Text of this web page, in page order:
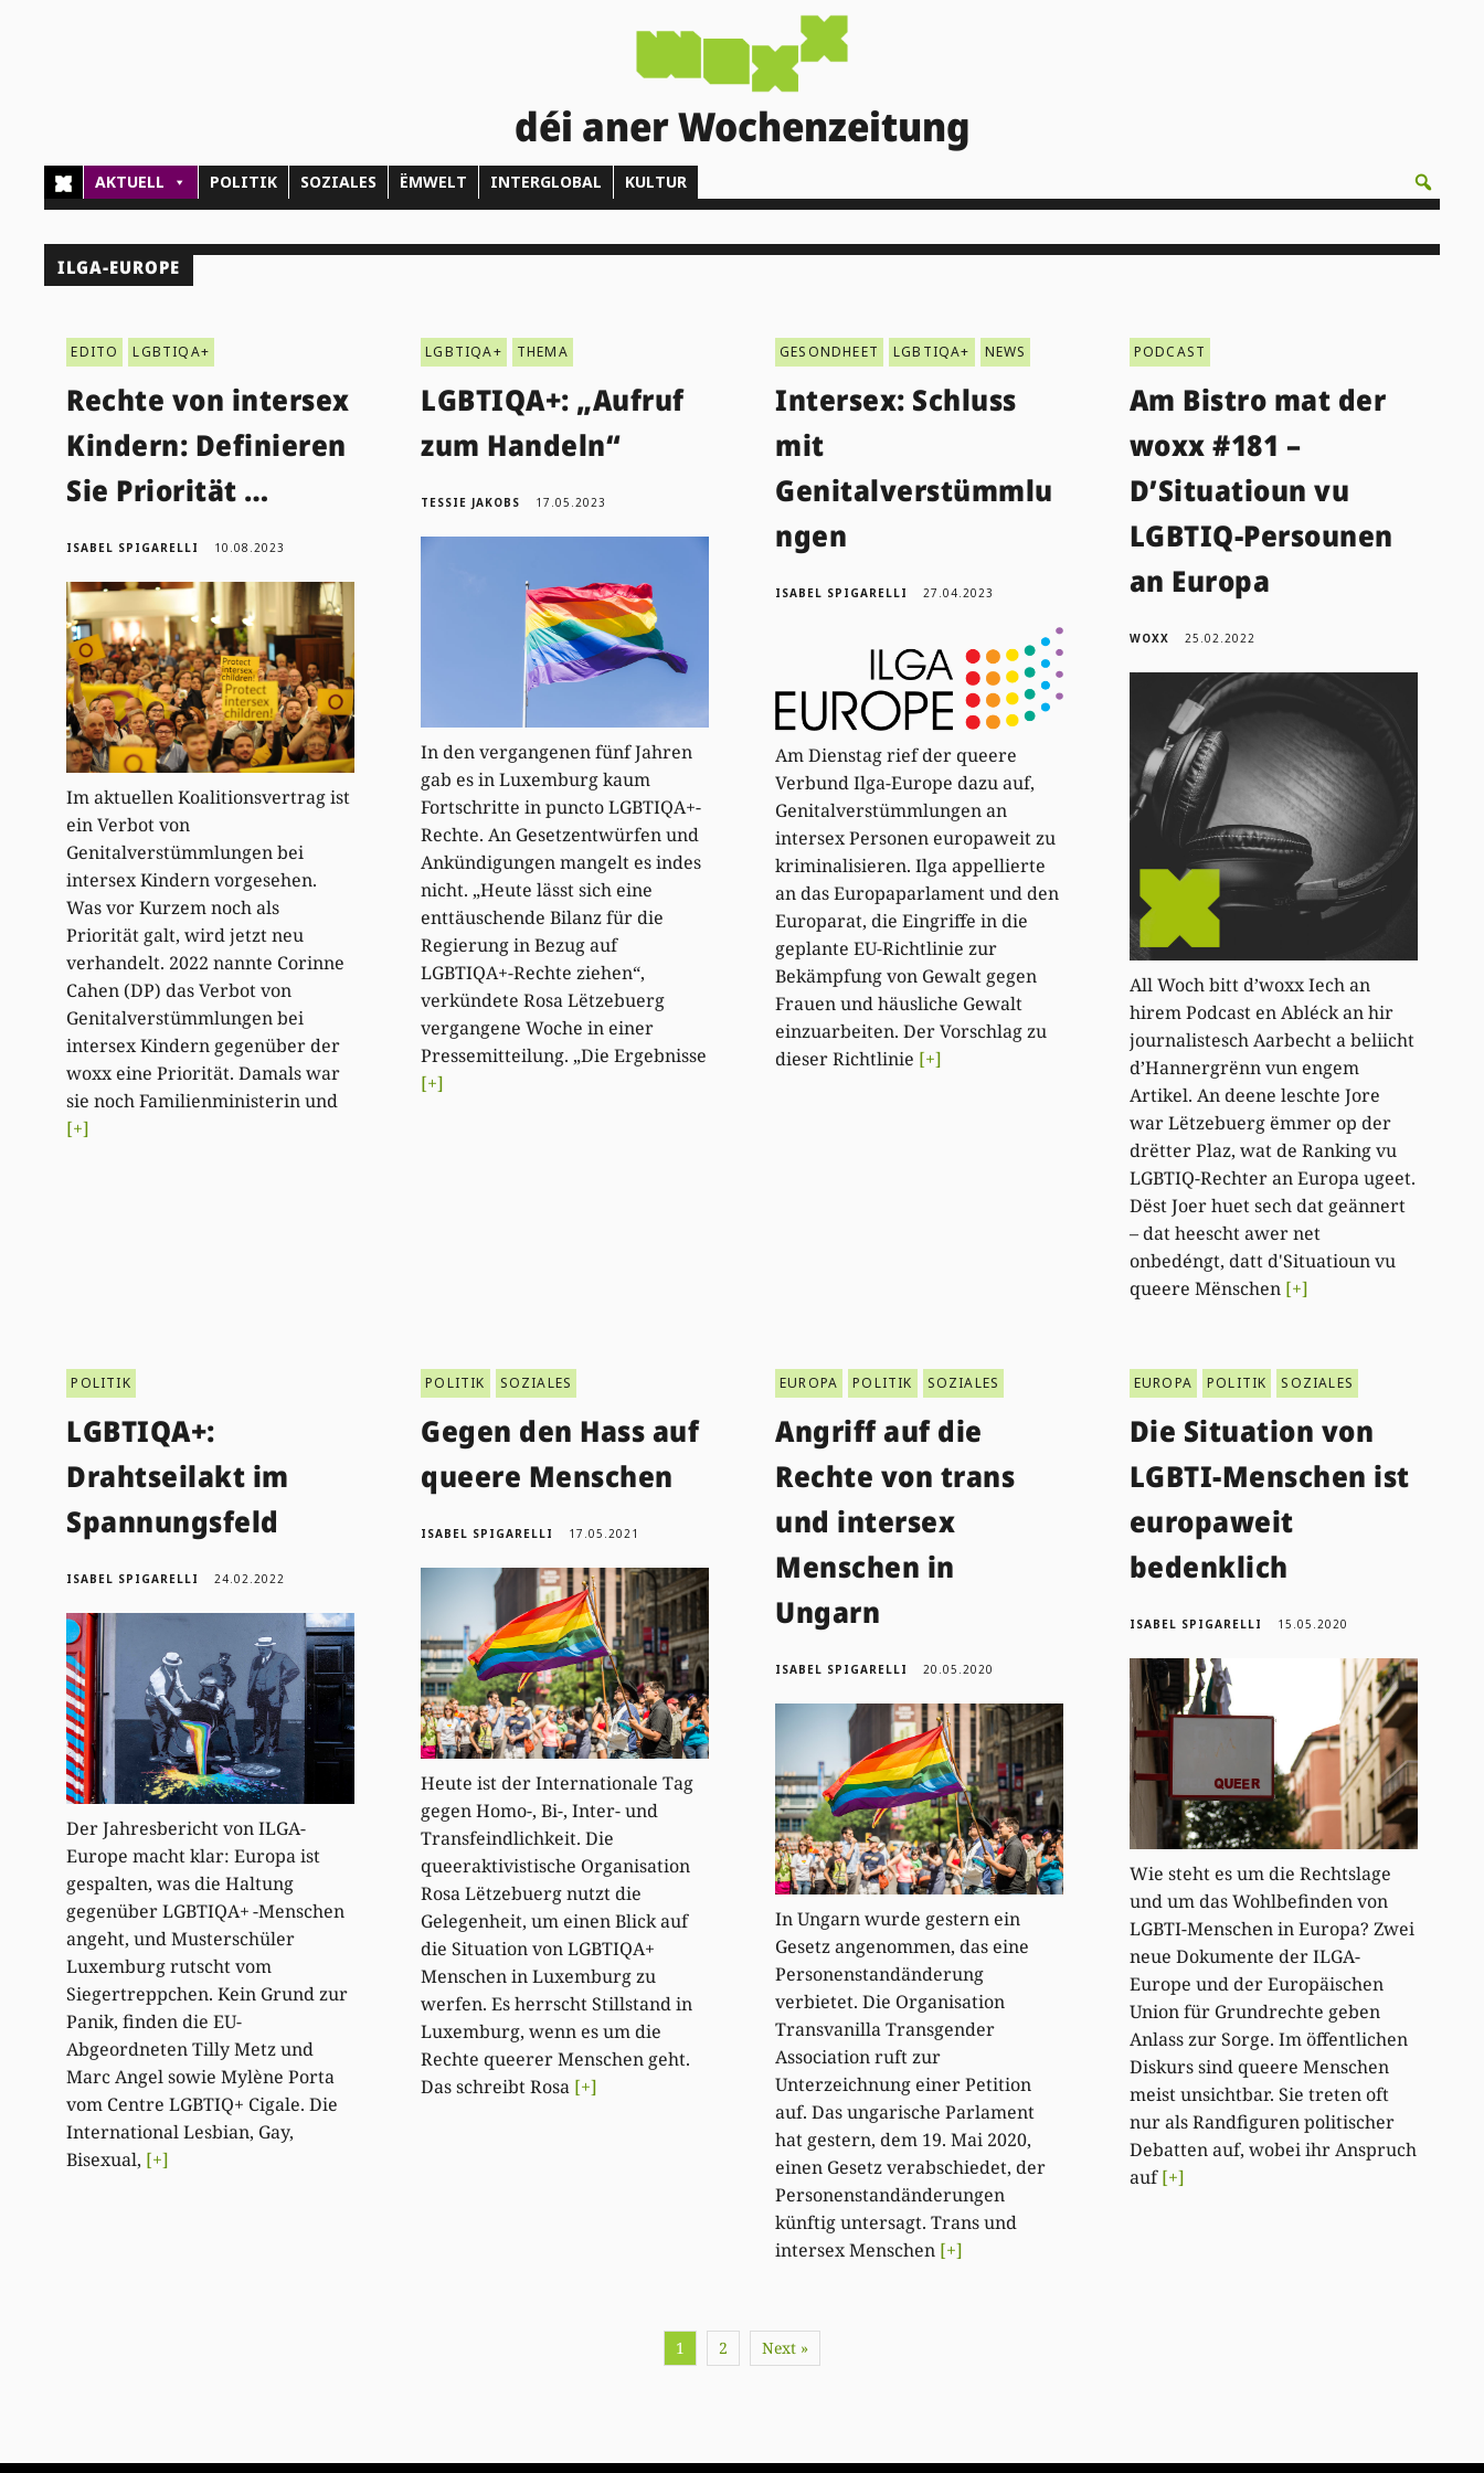
déi aner Wochenzeitung
AKTUELL POLITIK SOZIALES ËMWELT INTERGLOBAL KULTUR
ILGA-EUROPE
EDITO LGBTIQA+
Rechte von intersex
Kindern: Definieren
Sie Priorität …
ISABEL SPIGARELLI 10.08.2023
Im aktuellen Koalitionsvertrag ist
ein Verbot von
Genitalverstümmlungen bei
intersex Kindern vorgesehen.
Was vor Kurzem noch als
Priorität galt, wird jetzt neu
verhandelt. 2022 nannte Corinne
Cahen (DP) das Verbot von
Genitalverstümmlungen bei
intersex Kindern gegenüber der
woxx eine Priorität. Damals war
sie noch Familienministerin und
[+]
LGBTIQA+ THEMA
LGBTIQA+: „Aufruf
zum Handeln“
TESSIE JAKOBS 17.05.2023
In den vergangenen fünf Jahren
gab es in Luxemburg kaum
Fortschritte in puncto LGBTIQA+-
Rechte. An Gesetzentwürfen und
Ankündigungen mangelt es indes
nicht. „Heute lässt sich eine
enttäuschende Bilanz für die
Regierung in Bezug auf
LGBTIQA+-Rechte ziehen“,
verkündete Rosa Lëtzebuerg
vergangene Woche in einer
Pressemitteilung. „Die Ergebnisse
[+]
GESONDHEET LGBTIQA+ NEWS
Intersex: Schluss
mit
Genitalverstümmlu
ngen
ISABEL SPIGARELLI 27.04.2023
Am Dienstag rief der queere
Verbund Ilga-Europe dazu auf,
Genitalverstümmlungen an
intersex Personen europaweit zu
kriminalisieren. Ilga appellierte
an das Europaparlament und den
Europarat, die Eingriffe in die
geplante EU-Richtlinie zur
Bekämpfung von Gewalt gegen
Frauen und häusliche Gewalt
einzuarbeiten. Der Vorschlag zu
dieser Richtlinie [+]
PODCAST
Am Bistro mat der
woxx #181 –
D’Situatioun vu
LGBTIQ-Persounen
an Europa
WOXX 25.02.2022
All Woch bitt d’woxx Iech an
hirem Podcast en Abléck an hir
journalistesch Aarbecht a beliicht
d’Hannergrënn vun engem
Artikel. An deene leschte Jore
war Lëtzebuerg ëmmer op der
drëtter Plaz, wat de Ranking vu
LGBTIQ-Rechter an Europa ugeet.
Dëst Joer huet sech dat geännert
– dat heescht awer net
onbedéngt, datt d'Situatioun vu
queere Mënschen [+]
POLITIK
LGBTIQA+:
Drahtseilakt im
Spannungsfeld
ISABEL SPIGARELLI 24.02.2022
Der Jahresbericht von ILGA-
Europe macht klar: Europa ist
gespalten, was die Haltung
gegenüber LGBTIQA+ -Menschen
angeht, und Musterschüler
Luxemburg rutscht vom
Siegertreppchen. Kein Grund zur
Panik, finden die EU-
Abgeordneten Tilly Metz und
Marc Angel sowie Mylène Porta
vom Centre LGBTIQ+ Cigale. Die
International Lesbian, Gay,
Bisexual, [+]
POLITIK SOZIALES
Gegen den Hass auf
queere Menschen
ISABEL SPIGARELLI 17.05.2021
Heute ist der Internationale Tag
gegen Homo-, Bi-, Inter- und
Transfeindlichkeit. Die
queeraktivistische Organisation
Rosa Lëtzebuerg nutzt die
Gelegenheit, um einen Blick auf
die Situation von LGBTIQA+
Menschen in Luxemburg zu
werfen. Es herrscht Stillstand in
Luxemburg, wenn es um die
Rechte queerer Menschen geht.
Das schreibt Rosa [+]
EUROPA POLITIK SOZIALES
Angriff auf die
Rechte von trans
und intersex
Menschen in
Ungarn
ISABEL SPIGARELLI 20.05.2020
In Ungarn wurde gestern ein
Gesetz angenommen, das eine
Personenstandänderung
verbietet. Die Organisation
Transvanilla Transgender
Association ruft zur
Unterzeichnung einer Petition
auf. Das ungarische Parlament
hat gestern, dem 19. Mai 2020,
einen Gesetz verabschiedet, der
Personenstandänderungen
künftig untersagt. Trans und
intersex Menschen [+]
EUROPA POLITIK SOZIALES
Die Situation von
LGBTI-Menschen ist
europaweit
bedenklich
ISABEL SPIGARELLI 15.05.2020
Wie steht es um die Rechtslage
und um das Wohlbefinden von
LGBTI-Menschen in Europa? Zwei
neue Dokumente der ILGA-
Europe und der Europäischen
Union für Grundrechte geben
Anlass zur Sorge. Im öffentlichen
Diskurs sind queere Menschen
meist unsichtbar. Sie treten oft
nur als Randfiguren politischer
Debatten auf, wobei ihr Anspruch
auf[+]
1 2 Next »